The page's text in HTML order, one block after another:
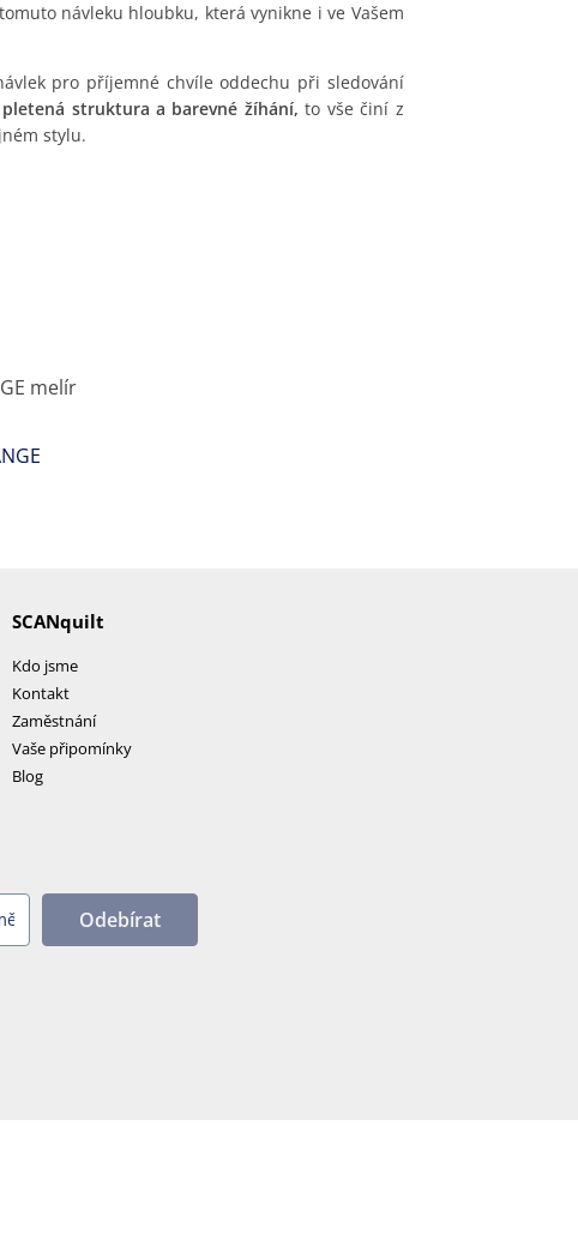
návleku hloubku, která vynikne i ve Vašem
pro příjemné chvíle oddechu při sledování
struktura a barevné žíhání, to vše činí z
stylu.
SCANquilt
Kdo jsme
Kontakt
Zaměstnání
Vaše připomínky
Blog
Odebírat